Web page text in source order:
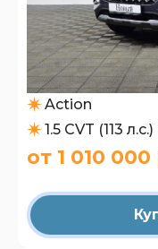
Action
1.5 CVT (113
от 1 010